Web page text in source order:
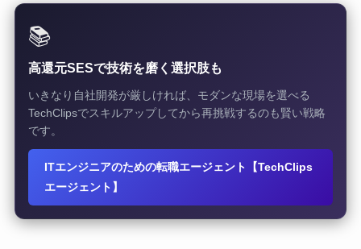
📚
高還元SESで技術を磨く選択肢も
いきなり自社開発が厳しければ、モダンな現場を選べる
TechClipsでスキルアップしてから再挑戦するのも賢い戦略
です。
ITエンジニアのための転職エージェント【TechClips
エージェント】